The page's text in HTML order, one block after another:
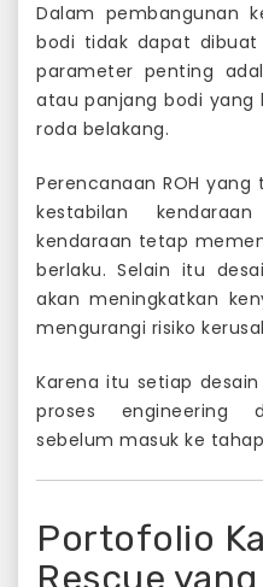
Dalam pembangunan
bodi tidak dapat dibuat
parameter penting
atau panjang bodi yang
roda belakang.
Perencanaan ROH
kestabilan
kendaraan tetap
berlaku. Selain itu
akan meningkatkan
mengurangi risiko
Karena itu setiap
proses engineering
sebelum masuk ke
Portofolio